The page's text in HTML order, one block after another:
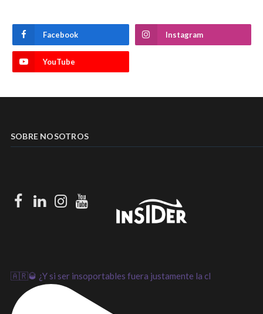
Facebook Instagram
YouTube
SOBRE NOSOTROS
Facebook
LinkedIn
Instagram
Youtube
🇦🇷🥃 ¿Y si ser insoportables fuera justamente la cl